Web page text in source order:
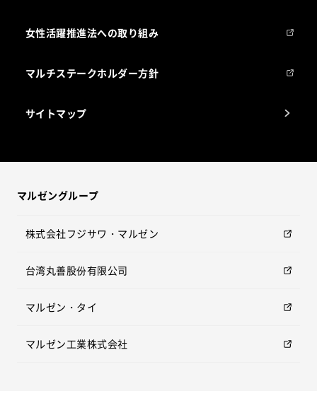
女性活躍推進法への取り組み
マルチステークホルダー方針
サイトマップ
マルゼングループ
株式会社フジサワ・マルゼン
台湾丸善股份有限公司
マルゼン・タイ
マルゼン工業株式会社